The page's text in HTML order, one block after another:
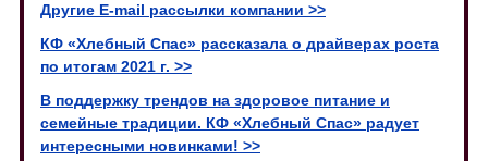
Другие E-mail рассылки компании >>
КФ «Хлебный Спас» рассказала о драйверах роста
по итогам 2021 г. >>
В поддержку трендов на здоровое питание и
семейные традиции. КФ «Хлебный Спас» радует
интересными новинками! >>